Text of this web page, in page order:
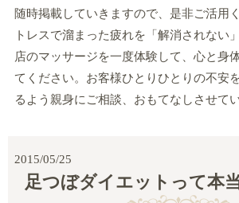
随時掲載していきますので、是非ご活用
トレスで溜まった疲れを「解消されない
店のマッサージを一度体験して、心と身
てください。お客様ひとりひとりの不安
るよう親身にご相談、おもてなしさせて
2015/05/25
足つぼダイエットって本